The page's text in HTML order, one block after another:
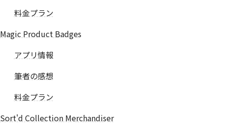
料金プラン
Magic Product Badges
アプリ情報
筆者の感想
料金プラン
Sort'd Collection Merchandiser